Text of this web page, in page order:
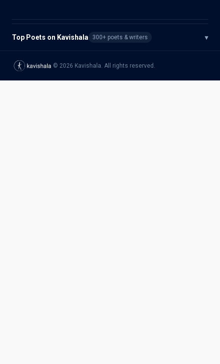
Top Poets on Kavishala 300+ poets & writers ▾
© 2026 Kavishala. All rights reserved.